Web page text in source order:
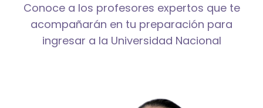
Conoce a los profesores expertos que te
acompañarán en tu preparación para
ingresar a la Universidad Nacional